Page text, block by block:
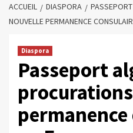
ACCUEIL DIASPORA
NOUVELLE PERMANENCE
Diaspora
Passeport